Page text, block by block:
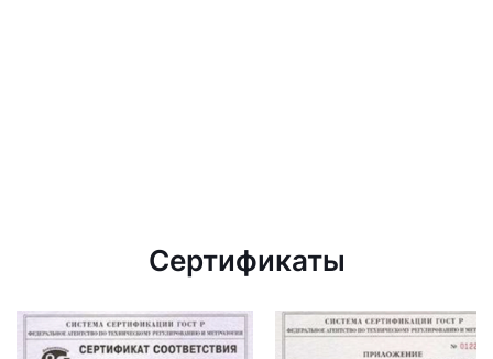
Сертификаты